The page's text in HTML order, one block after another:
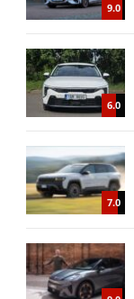
9.0
6.0
7.0